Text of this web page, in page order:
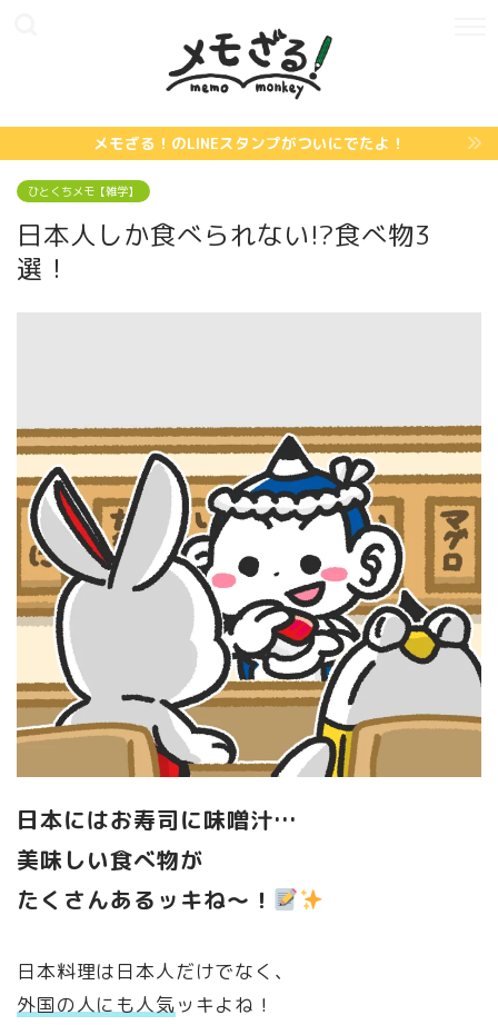
メモざる！のLINEスタンプがついにでたよ！
ひとくちメモ【雑学】
日本人しか食べられない!?食べ物3
選！
日本にはお寿司に味噌汁…
美味しい食べ物が
たくさんあるッキね〜！
日本料理は日本人だけでなく、
外国の人にも人気ッキよね！